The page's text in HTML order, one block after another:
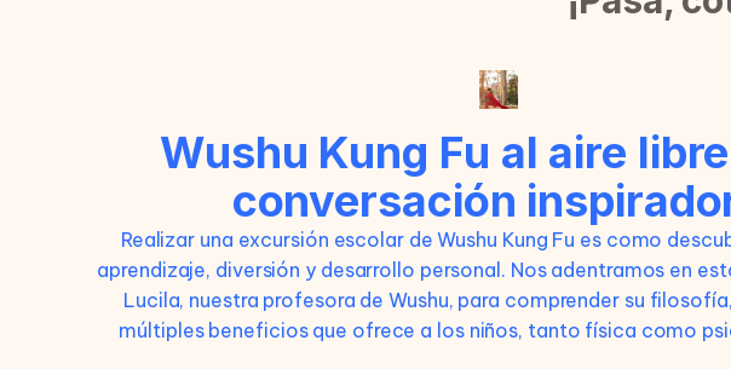
Wushu Kung Fu al aire
conversación
Realizar una excursión escolar de Wushu Kung Fu es como
aprendizaje, diversión y desarrollo personal. Nos adentramos en
Lucila, nuestra profesora de Wushu, para comprender su
múltiples beneficios que ofrece a los niños, tanto física como